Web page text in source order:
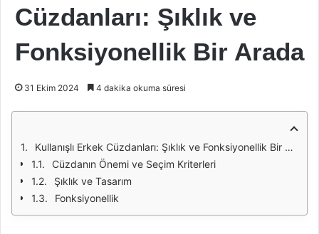
Cüzdanları: Şıklık ve
Fonksiyonellik Bir Arada
31 Ekim 2024 4 dakika okuma süresi
Kullanışlı Erkek Cüzdanları: Şıklık ve Fonksiyonellik Bir Arada
Cüzdanın Önemi ve Seçim Kriterleri
Şıklık ve Tasarım
Fonksiyonellik